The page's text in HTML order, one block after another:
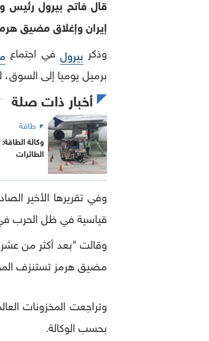
قال فاتح بيرول رئيس
إيران وإغلاق مضيق
وذكر بيرول في اجتماع
برميل يوميا إلى
أخبار ذات صلة
طاقة
وكالة
الطائرات
وفي تقريرها الأخير
قياسية في ظل الحرب في
وقالت "بعد أكثر من
مضيق هرمز تستنزف
بحسب الوكالة.